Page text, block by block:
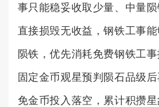
事只能稳妥收取少量、中量
直接损毁无收益，钢铁工事
陨铁，优先消耗免费钢铁工
固定金币观星预判陨石品级
免金币投入落空，累计积攒